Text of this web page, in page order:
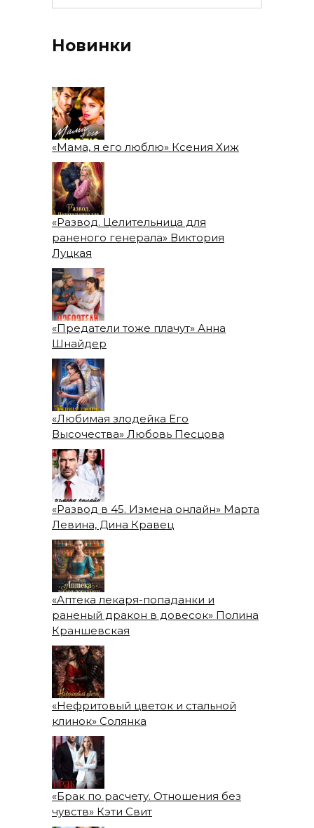
Новинки
«Мама, я его люблю» Ксения Хиж
«Развод. Целительница для
раненого генерала» Виктория
Луцкая
«Предатели тоже плачут» Анна
Шнайдер
«Любимая злодейка Его
Высочества» Любовь Песцова
«Развод в 45. Измена онлайн» Марта
Левина, Дина Кравец
«Аптека лекаря-попаданки и
раненый дракон в довесок» Полина
Краншевская
«Нефритовый цветок и стальной
клинок» Солянка
«Брак по расчету. Отношения без
чувств» Кэти Свит